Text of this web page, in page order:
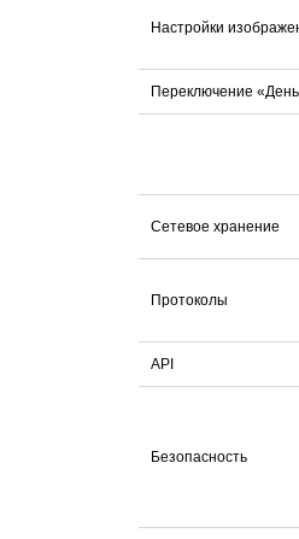
Настройки
Переключение
Сетевое хранение
Протоколы
API
Безопасность